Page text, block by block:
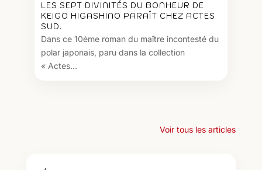
LES SEPT DIVINITÉS DU BONHEUR DE
KEIGO HIGASHINO PARAÎT CHEZ ACTES
SUD.
Dans ce 10ème roman du maître incontesté du
polar japonais, paru dans la collection
« Actes...
Voir tous les articles